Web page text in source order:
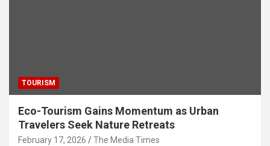
TOURISM
Eco-Tourism Gains Momentum as Urban
Travelers Seek Nature Retreats
February 17, 2026 The Media Times